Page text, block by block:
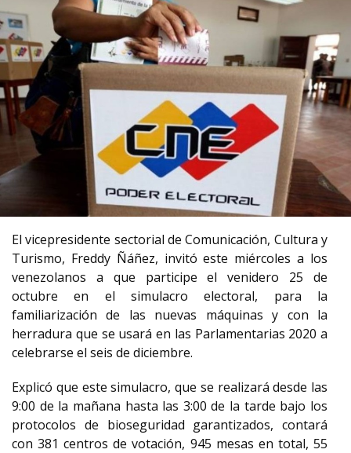
El vicepresidente sectorial de Comunicación, Cultura y
Turismo, Freddy Ñáñez, invitó este miércoles a los
venezolanos a que participe el venidero 25 de
octubre en el simulacro electoral, para la
familiarización de las nuevas máquinas y con la
herradura que se usará en las Parlamentarias 2020 a
celebrarse el seis de diciembre.
Explicó que este simulacro, que se realizará desde las
9:00 de la mañana hasta las 3:00 de la tarde bajo los
protocolos de bioseguridad garantizados, contará
con 381 centros de votación, 945 mesas en total, 55